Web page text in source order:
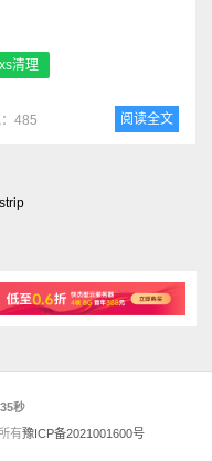
清理
485 阅读全文
秒
有豫ICP备2021001600号